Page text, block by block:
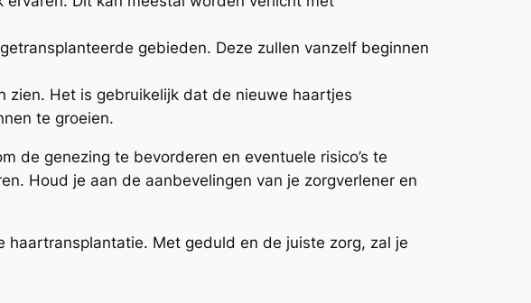
gebieden. Deze zullen vanzelf beginnen
zien. Het is gebruikelijk dat de nieuwe haartjes
te groeien.
de genezing te bevorderen en eventuele risico’s te
Houd je aan de aanbevelingen van je zorgverlener en
Met geduld en de juiste zorg, zal je